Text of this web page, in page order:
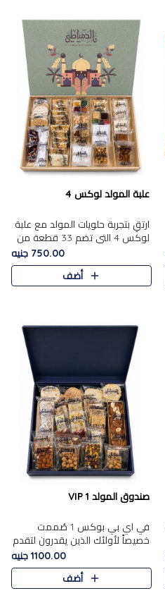
علبة المولد لوكس 4
ارتقِ بتجربة حلويات المولد مع علبة
لوكس 4 التي تضم 33 قطعة من
تشكيلة فاخرة ومتنوعة من أشهر
الأصناف الشرقية. تحتوي العلبة على
الجزرية بالفول،..
750.00 جنيه
أضف
صندوق المولد VIP 1
في اي بي بوكس 1 صُممت
خصيصاً لأولئك الذين يقدرون لتقدم
تجربة استثنائية بوكس تجمع بين
أفخر حلويات المولد المصري مع
تشكيلة مختارة من الأصناف ..
1100.00 جنيه
أضف